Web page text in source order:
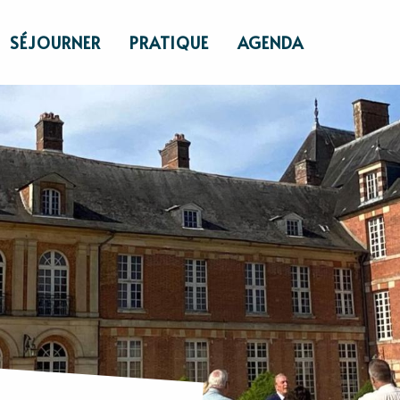
SÉJOURNER PRATIQUE AGENDA